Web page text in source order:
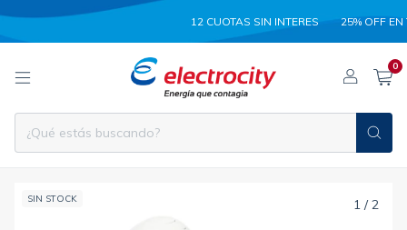
12 CUOTAS SIN INTERES 25% OFF EN
0
SIN STOCK 1 /2